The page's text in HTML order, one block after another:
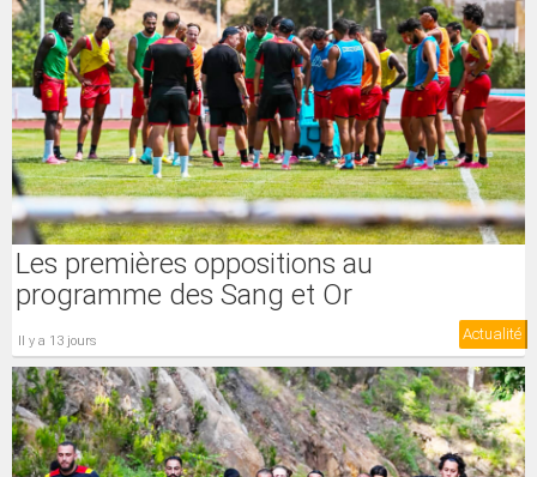
Les premières oppositions au
programme des Sang et Or
il y a 13 jours Actualité